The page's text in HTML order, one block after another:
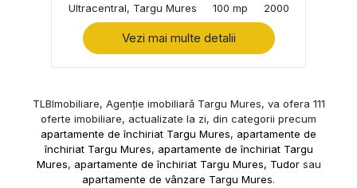
Ultracentral, Targu Mures
100 mp 2000
Vezi mai multe detalii
TLBImobiliare, Agenție imobiliară Targu Mures, va ofera 111
oferte imobiliare, actualizate la zi, din categorii precum
apartamente de închiriat Targu Mures, apartamente de
închiriat Targu Mures, apartamente de închiriat Targu
Mures, apartamente de închiriat Targu Mures, Tudorsau
apartamente de vânzare Targu Mures.